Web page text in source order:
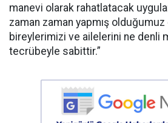
manevi olarak rahatlatacak
zaman zaman yapmış olduğumuz
bireylerimizi ve ailelerini ne denli
tecrübeyle sabittir.”